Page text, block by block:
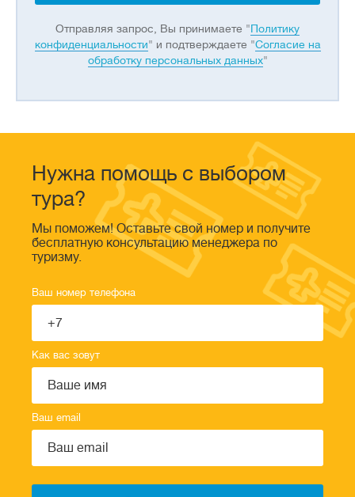
Отправляя запрос, Вы принимаете "Политику
конфиденциальности" и подтверждаете "Согласие на
обработку персональных данных"
Нужна помощь с выбором
тура?
Мы поможем! Оставьте свой номер и получите
бесплатную консультацию менеджера по
туризму.
Ваш номер телефона
Как вас зовут
Ваш email